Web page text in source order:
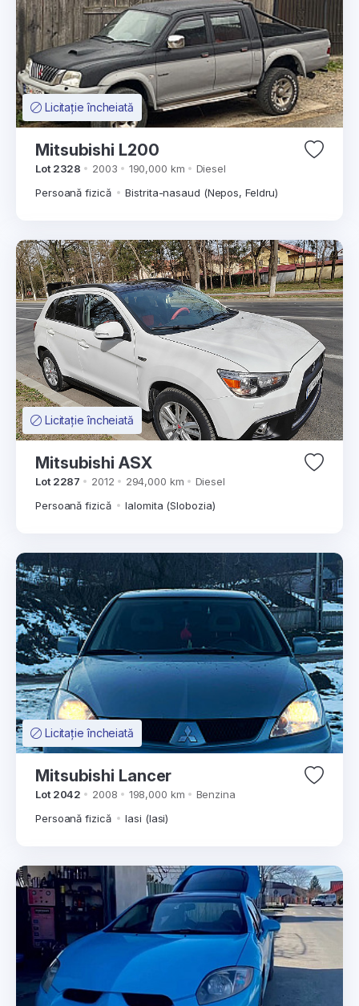
Licitație încheiată
Mitsubishi L200
Lot 2328 2003 190,000 km
Diesel
Persoană fizică
Bistrita-nasaud (Nepos, Feldru)
Licitație încheiată
Mitsubishi ASX
Lot 2287 2012 294,000 km
Diesel
Persoană fizică
Ialomita (Slobozia)
Licitație încheiată
Mitsubishi Lancer
Lot 2042 2008 198,000 km
Benzina
Persoană fizică
Iasi (Iasi)